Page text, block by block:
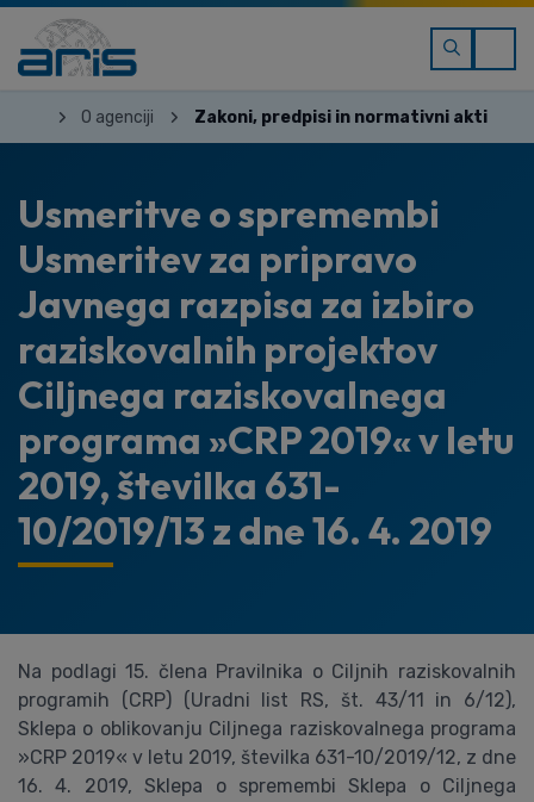
O agenciji Zakoni, predpisi in normativni akti
Usmeritve o spremembi
Usmeritev za pripravo
Javnega razpisa za izbiro
raziskovalnih projektov
Ciljnega raziskovalnega
programa »CRP 2019« v letu
2019, številka 631-
10/2019/13 z dne 16. 4. 2019
Na podlagi 15. člena Pravilnika o Ciljnih raziskovalnih
programih (CRP) (Uradni list RS, št. 43/11 in 6/12),
Sklepa o oblikovanju Ciljnega raziskovalnega programa
»CRP 2019« v letu 2019, številka 631-10/2019/12, z dne
16. 4. 2019, Sklepa o spremembi Sklepa o Ciljnega